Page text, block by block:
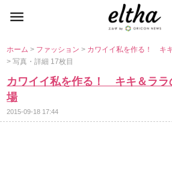
ホーム> ファッション> カワイイ私を作る！ キ
> 写真・詳細 17枚目
カワイイ私を作る！ キキ＆ララ
場
2015-09-18 17:44